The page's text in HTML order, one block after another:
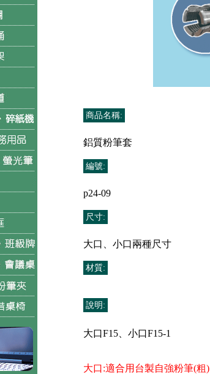
商品名稱:
鋁質粉筆套
編號:
p24-09
尺寸:
大口、小口兩種尺寸
材質:
說明:
大口F15、小口F15-1
大口:適合用台製自強粉筆(粗)